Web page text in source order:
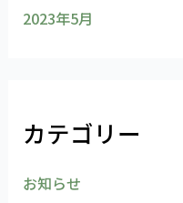
2023年5月
カテゴリー
お知らせ